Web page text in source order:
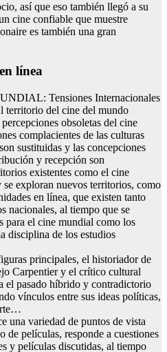
así que eso también llegó a su
cine confiable que muestre
es también una gran
línea
Tensiones Internacionales
territorio del cine del mundo
obsoletas del cine
complacientes de las culturas
sustituidas y las concepciones
y recepción son
existentes como el cine
exploran nuevos territorios, como
en línea, que existen tanto
nacionales, al tiempo que se
para el cine mundial como los
disciplina de los estudios
principales, el historiador de
Carpentier y el crítico cultural
el pasado híbrido y contradictorio
vínculos entre sus ideas políticas,
una variedad de puntos de vista
de películas, responde a cuestiones
y películas discutidas, al tiempo